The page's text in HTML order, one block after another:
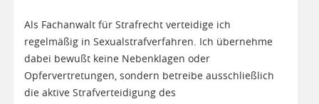
Als Fachanwalt für Strafrecht verteidige ich
regelmäßig in Sexualstrafverfahren. Ich übernehme
dabei bewußt keine Nebenklagen oder
Opfervertretungen, sondern betreibe ausschließlich
die aktive Strafverteidigung des